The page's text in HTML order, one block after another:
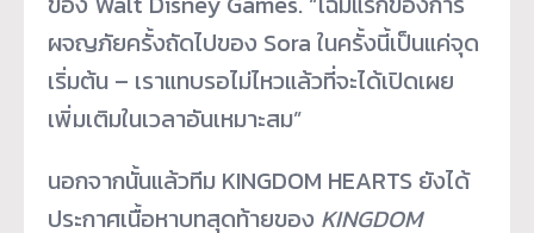
ผจญภัยครั้งถัดไปของ Sora ในครั้งนี้เป็นแค่จุด
เริ่มต้น – เราแทบรอไม่ไหวแล้วที่จะได้เปิดเผย
เพิ่มเติมในเวลาอันเหมาะสม”
นอกจากนั้นแล้วทีม KINGDOM HEARTS ยังได้
ประกาศเนื้อหาบทสุดท้ายของ KINGDOM